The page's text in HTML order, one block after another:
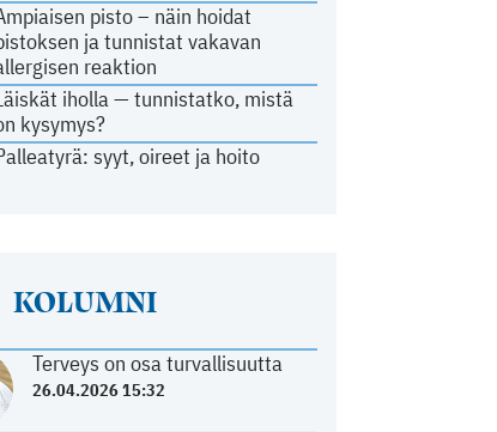
pisto – näin hoidat
ja tunnistat vakavan
reaktion
iholla — tunnistatko, mistä
kysymys?
syyt, oireet ja hoito
KOLUMNI
Terveys on osa turvallisuutta
26.04.2026 15:32